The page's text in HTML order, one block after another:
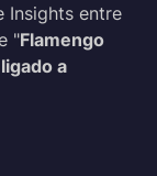
Insights entre
"Flamengo
a